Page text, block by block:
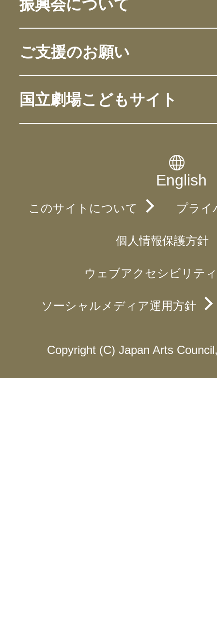
振興会について
ご支援のお願い
国立劇場こどもサイト
English
このサイトについて プライ
個人情報保護方針
ウェブアクセシビリテ
ソーシャルメディア運用方針
Copyright (C) Japan Arts